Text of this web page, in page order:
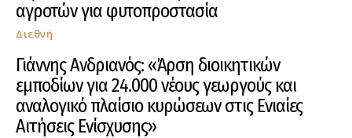
αγροτών για φυτοπροστασία
Διεθνή
Γιάννης Ανδριανός: «Άρση διοικητικών
εμποδίων για 24.000 νέους γεωργούς και
αναλογικό πλαίσιο κυρώσεων στις Ενιαίες
Αιτήσεις Ενίσχυσης»